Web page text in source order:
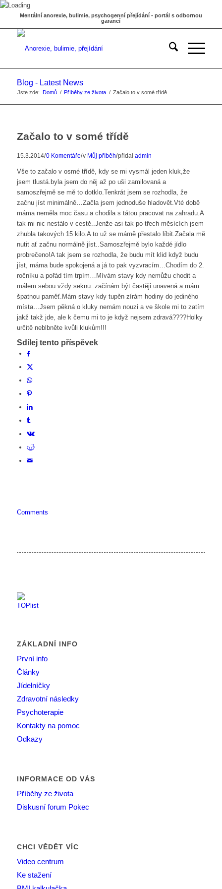
Mentální anorexie, bulimie, psychogenní přejídání - portál s odbornou
garancí
Blog - Latest News
Jste zde: Domů / Příběhy ze života / Začalo to v somé třídě
Začalo to v somé třídě
15.3.2014/0 Komentáře/v Můj příběh/přidal admin
Vše to začalo v osmé třídě, kdy se mi vysmál jeden kluk,že
jsem tlustá.byla jsem do něj až po uši zamilovaná a
samoszřejmě se mě to dotklo.Tenkrát jsem se rozhodla, že
začnu jíst minimálně…Začla jsem jednoduše hladovět.Vté době
máma neměla moc času a chodila s tátou pracovat na zahradu.A
tak mi nic nestálo v cestě..Jenže asi tak po třech měsících jsem
zhubla takových 15 kilo.A to už se mámě přestalo líbit.Začala mě
nutit ať začnu normálně jíst..Samoszřejmě bylo každé jídlo
probrečeno!A tak jsem se rozhodla, že budu mít klid když budu
jíst, máma bude spokojená a já to pak vyzvracím…Chodím do 2.
ročníku a pořád tím trpím…Mívám stavy kdy nemůžu chodit a
málem sebou vždy seknu..začínám být častěji unavená a mám
špatnou paměť.Mám stavy kdy tupěn zírám hodiny do jediného
místa…Jsem pěkná o kluky nemám nouzi a ve škole mi to zatím
jakž takž jde, ale k čemu mi to je když nejsem zdravá????Holky
určitě neblbněte kvůli klukům!!!
Sdílej tento příspěvek
Comments
ZÁKLADNÍ INFO
První info
Články
Jídelníčky
Zdravotní následky
Psychoterapie
Kontakty na pomoc
Odkazy
INFORMACE OD VÁS
Příběhy ze života
Diskusní forum Pokec
CHCI VĚDĚT VÍC
Video centrum
Ke stažení